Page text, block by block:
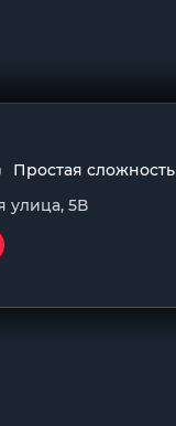
Простая сложность
улица, 5В